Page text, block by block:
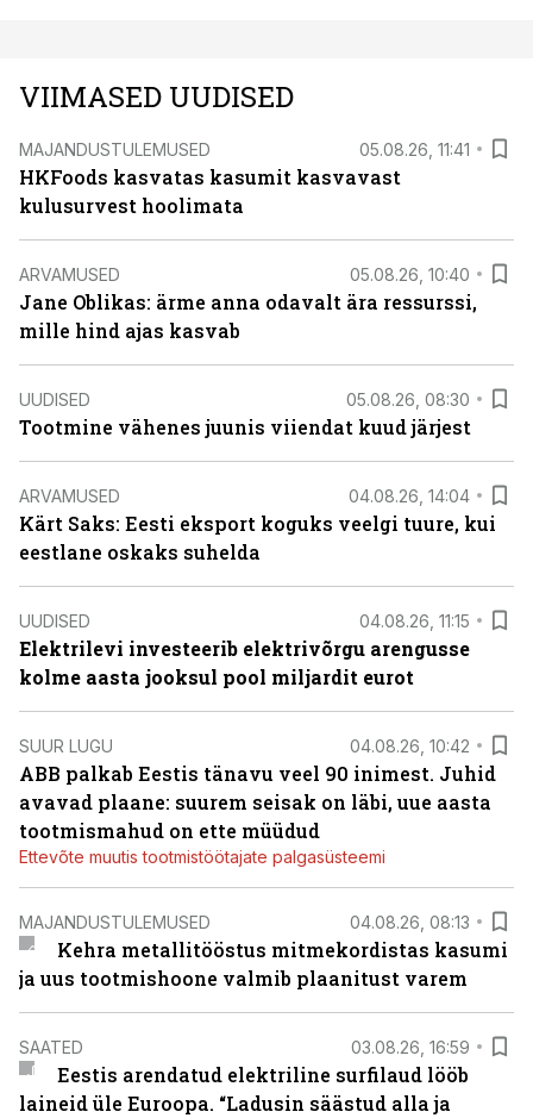
VIIMASED UUDISED
MAJANDUSTULEMUSED 05.08.26, 11:41
HKFoods kasvatas kasumit kasvavast
kulusurvest hoolimata
ARVAMUSED 05.08.26, 10:40
Jane Oblikas: ärme anna odavalt ära ressurssi,
mille hind ajas kasvab
UUDISED 05.08.26, 08:30
Tootmine vähenes juunis viiendat kuud järjest
ARVAMUSED 04.08.26, 14:04
Kärt Saks: Eesti eksport koguks veelgi tuure, kui
eestlane oskaks suhelda
UUDISED 04.08.26, 11:15
Elektrilevi investeerib elektrivõrgu arengusse
kolme aasta jooksul pool miljardit eurot
SUUR LUGU 04.08.26, 10:42
ABB palkab Eestis tänavu veel 90 inimest. Juhid
avavad plaane: suurem seisak on läbi, uue aasta
tootmismahud on ette müüdud
Ettevõte muutis tootmistöötajate palgasüsteemi
MAJANDUSTULEMUSED 04.08.26, 08:13
Kehra metallitööstus mitmekordistas kasumi
ja uus tootmishoone valmib plaanitust varem
SAATED 03.08.26, 16:59
Eestis arendatud elektriline surfilaud lööb
laineid üle Euroopa. “Ladusin säästud alla ja